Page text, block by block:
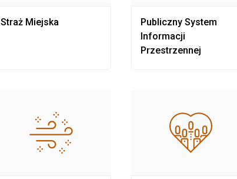
Straż Miejska
Publiczny System
Informacji
Przestrzennej